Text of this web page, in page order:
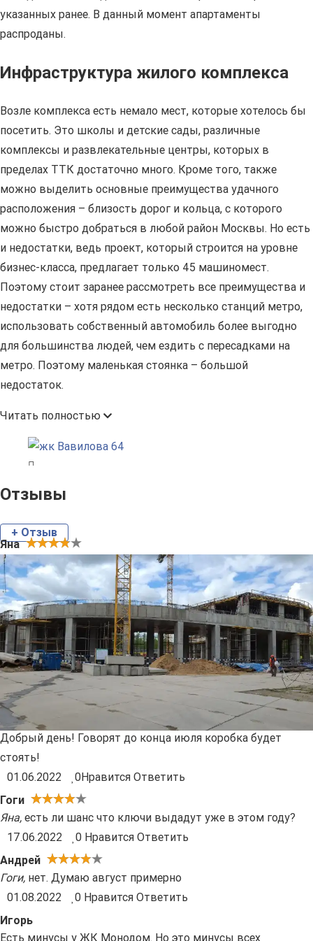
указанных ранее. В данный момент апартаменты
распроданы.
Инфраструктура жилого комплекса
Возле комплекса есть немало мест, которые хотелось бы
посетить. Это школы и детские сады, различные
комплексы и развлекательные центры, которых в
пределах ТТК достаточно много. Кроме того, также
можно выделить основные преимущества удачного
расположения – близость дорог и кольца, с которого
можно быстро добраться в любой район Москвы. Но есть
и недостатки, ведь проект, который строится на уровне
бизнес-класса, предлагает только 45 машиномест.
Поэтому стоит заранее рассмотреть все преимущества и
недостатки – хотя рядом есть несколько станций метро,
использовать собственный автомобиль более выгодно
для большинства людей, чем ездить с пересадками на
метро. Поэтому маленькая стоянка – большой
недостаток.
Читать полностью
Отзывы
+ Отзыв
Яна
Добрый день! Говорят до конца июля коробка будет
стоять!
01.06.2022
0Нравится Ответить
Гоги
Яна, есть ли шанс что ключи выдадут уже в этом году?
17.06.2022
0 Нравится Ответить
Андрей
Гоги, нет. Думаю август примерно
01.08.2022
0 Нравится Ответить
Игорь
Есть минусы у ЖК Монодом. Но это минусы всех